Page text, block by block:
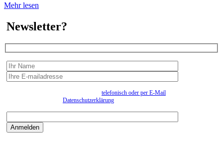
Mehr lesen
Newsletter?
telefonisch oder per E-Mail
Datenschutzerklärung